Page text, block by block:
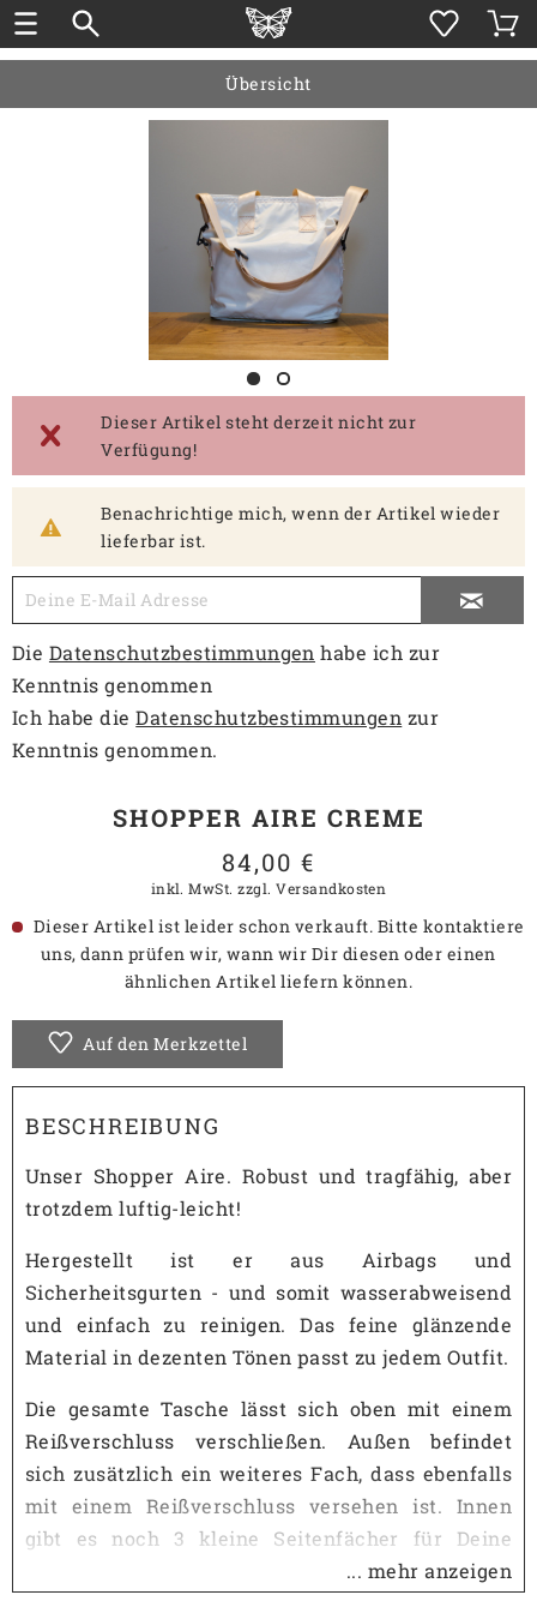
Übersicht
Dieser Artikel steht derzeit nicht zur
Verfügung!
Benachrichtige mich, wenn der Artikel wieder
lieferbar ist.
Die Datenschutzbestimmungen habe ich zur
Kenntnis genommen
Ich habe dieDatenschutzbestimmungen zur
Kenntnis genommen.
SHOPPER AIRE CREME
84,00 €
inkl. MwSt.zzgl. Versandkosten
Dieser Artikel ist leider schon verkauft. Bitte kontaktiere
uns, dann prüfen wir, wann wir Dir diesen oder einen
ähnlichen Artikel liefern können.
Auf den Merkzettel
BESCHREIBUNG
Unser Shopper Aire. Robust und tragfähig, aber
trotzdem luftig-leicht!
Hergestellt ist er aus Airbags und
Sicherheitsgurten - und somit wasserabweisend
und einfach zu reinigen. Das feine glänzende
Material in dezenten Tönen passt zu jedem Outfit.
Die gesamte Tasche lässt sich oben mit einem
Reißverschluss verschließen. Außen befindet
sich zusätzlich ein weiteres Fach, dass ebenfalls
mit einem Reißverschluss versehen ist. Innen
gibt es noch 3 kleine Seitenfächer für Deine
... mehr anzeigen